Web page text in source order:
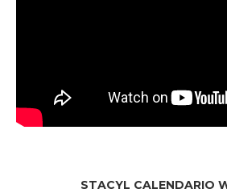
STACYL CALENDARIO